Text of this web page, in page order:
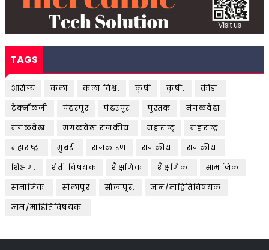
TAGS
आरोग्य कला कला विश्व. कृषी कृषी.
क्रीडा.
टेक्नॉलजी
पंढरपूर पंढरपूर. पुस्तक
मंगळवेढा
मंगळवेढा.
मंगळवेढा.राजकीय. महाराष्ट्
महाराष्ट्र
महाराष्ट्र.
मुंबई. राजकारण राजकीय
राजकीय.
शिक्षण.
शेती विषयक शैक्षणिक शैक्षणिक.
सामाजिक
सामाजिक.
सोलापूर सोलापूर.
ज्ञान/माहितिविषयक
ज्ञान/माहितिविषयक.